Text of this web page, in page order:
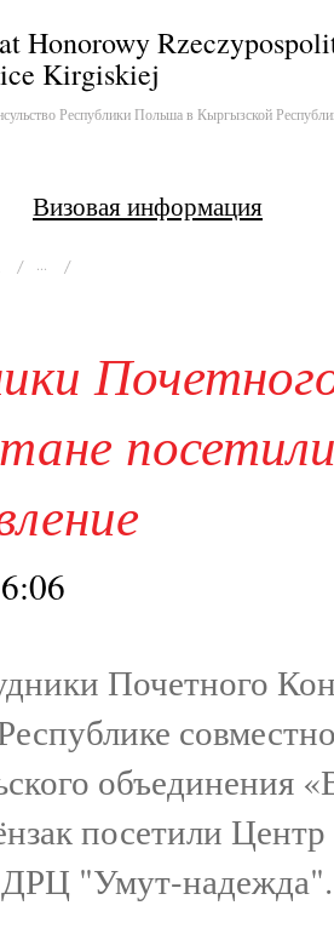
Honorowy
Kirgiskiej
Республики Польша в Кыргызской
Визовая информация
Почетного
объединения
посетили
"Умут-надежда".